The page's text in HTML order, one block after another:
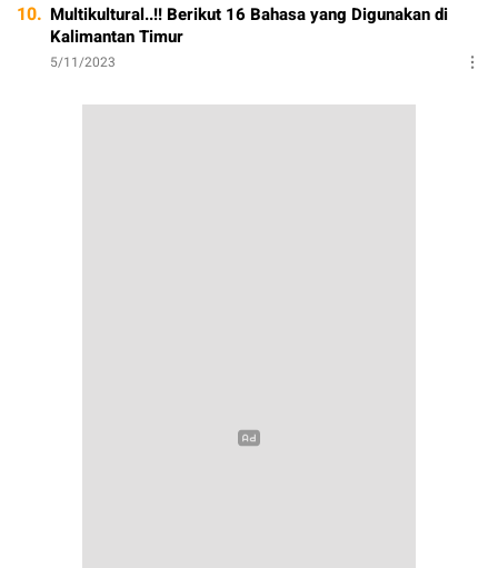
10. Multikultural..!! Berikut 16 Bahasa yang Digunakan di
Kalimantan Timur
5/11/2023